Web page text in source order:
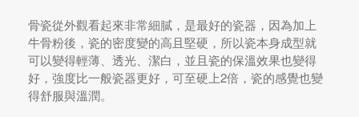
骨瓷從外觀看起來非常細膩，是最好的瓷器，因為加上
牛骨粉後，瓷的密度變的高且堅硬，所以瓷本身成型就
可以變得輕薄、透光、潔白，並且瓷的保溫效果也變得
好，強度比一般瓷器更好，可至硬上2倍，瓷的感覺也變
得舒服與溫潤。